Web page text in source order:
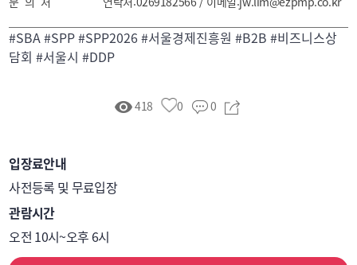
#SBA #SPP #SPP2026 #서울경제진흥원 #B2B #비즈니스상
담회 #서울시 #DDP
418 0 0
입장료안내
사전등록 및 무료입장
관람시간
오전 10시~오후 6시